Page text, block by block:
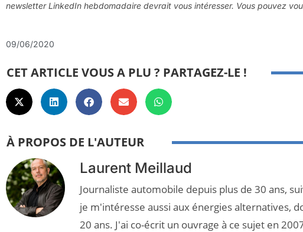
newsletter LinkedIn hebdomadaire devrait vous intéresser. Vous pouvez
09/06/2020
CET ARTICLE VOUS A PLU ? PARTAGEZ-LE !
À PROPOS DE L'AUTEUR
Laurent Meillaud
Journaliste automobile depuis plus de 30 ans,
je m'intéresse aussi aux énergies alternatives,
20 ans. J'ai co-écrit un ouvrage à ce sujet en